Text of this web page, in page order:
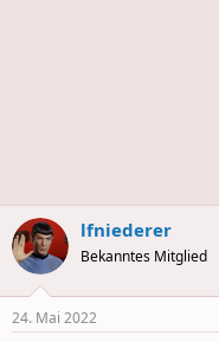
lfniederer
Bekanntes Mitglied
24. Mai 2022